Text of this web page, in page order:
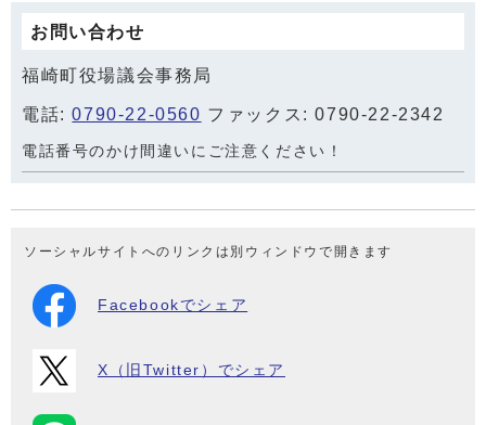
お問い合わせ
福崎町役場議会事務局
電話:0790-22-0560 ファックス: 0790-22-2342
電話番号のかけ間違いにご注意ください！
ソーシャルサイトへのリンクは別ウィンドウで開きます
Facebookでシェア
X（旧Twitter）でシェア